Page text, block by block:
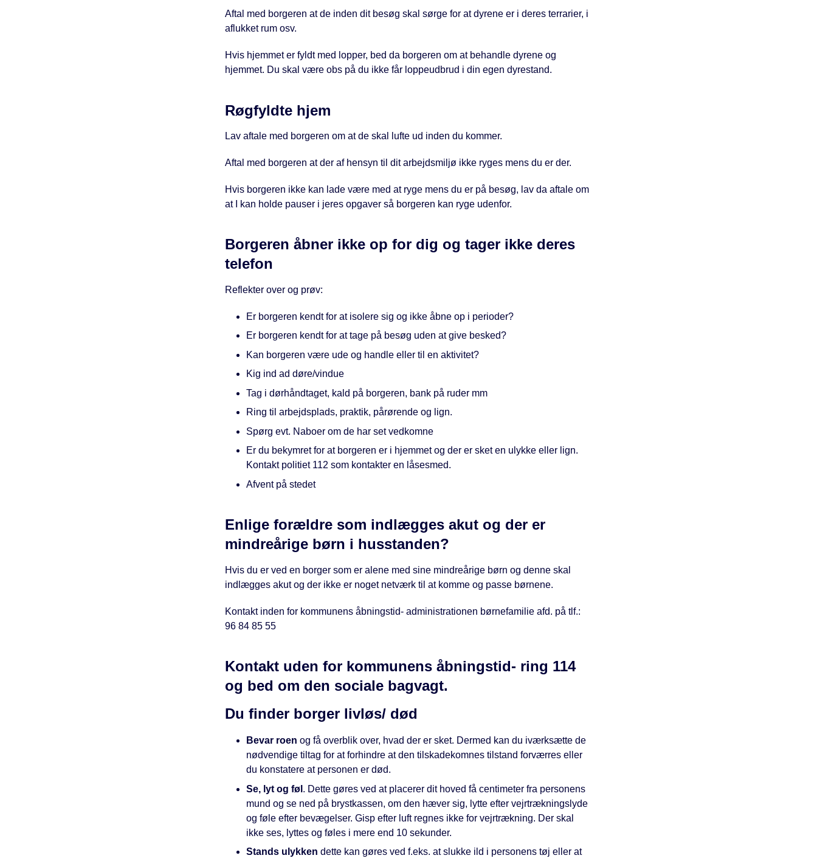
Aftal med borgeren at de inden dit besøg skal sørge for at dyrene er i deres terrarier, i
aflukket rum osv.
Hvis hjemmet er fyldt med lopper, bed da borgeren om at behandle dyrene og
hjemmet. Du skal være obs på du ikke får loppeudbrud i din egen dyrestand.
Røgfyldte hjem
Lav aftale med borgeren om at de skal lufte ud inden du kommer.
Aftal med borgeren at der af hensyn til dit arbejdsmiljø ikke ryges mens du er der.
Hvis borgeren ikke kan lade være med at ryge mens du er på besøg, lav da aftale om
at I kan holde pauser i jeres opgaver så borgeren kan ryge udenfor.
Borgeren åbner ikke op for dig og tager ikke deres
telefon
Reflekter over og prøv:
Er borgeren kendt for at isolere sig og ikke åbne op i perioder?
Er borgeren kendt for at tage på besøg uden at give besked?
Kan borgeren være ude og handle eller til en aktivitet?
Kig ind ad døre/vindue
Tag i dørhåndtaget, kald på borgeren, bank på ruder mm
Ring til arbejdsplads, praktik, pårørende og lign.
Spørg evt. Naboer om de har set vedkomne
Er du bekymret for at borgeren er i hjemmet og der er sket en ulykke eller lign.
Kontakt politiet 112 som kontakter en låsesmed.
Afvent på stedet
Enlige forældre som indlægges akut og der er
mindreårige børn i husstanden?
Hvis du er ved en borger som er alene med sine mindreårige børn og denne skal
indlægges akut og der ikke er noget netværk til at komme og passe børnene.
Kontakt inden for kommunens åbningstid- administrationen børnefamilie afd. på tlf.:
96 84 85 55
Kontakt uden for kommunens åbningstid- ring 114
og bed om den sociale bagvagt.
Du finder borger livløs/ død
Bevar roen og få overblik over, hvad der er sket. Dermed kan du iværksætte de
nødvendige tiltag for at forhindre at den tilskadekomnes tilstand forværres eller
du konstatere at personen er død.
Se, lyt og føl . Dette gøres ved at placerer dit hoved få centimeter fra personens
mund og se ned på brystkassen, om den hæver sig, lytte efter vejrtrækningslyde
og føle efter bevægelser. Gisp efter luft regnes ikke for vejrtrækning. Der skal
ikke ses, lyttes og føles i mere end 10 sekunder.
Stands ulykken dette kan gøres ved f.eks. at slukke ild i personens tøj eller at